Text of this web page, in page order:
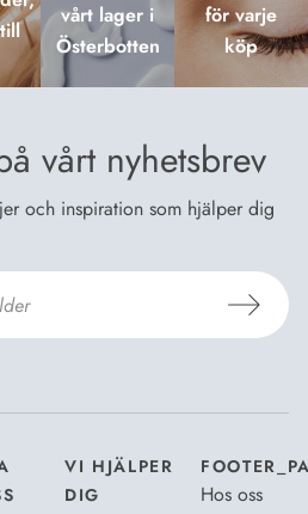
vårt lager i
Österbotten
för varje
köp
vårt nyhetsbrev
och inspiration som hjälper dig
VI HJÄLPER
DIG
Hos oss